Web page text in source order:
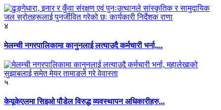
४
मेलम्ची नगरपालिकामा कानुनलाई लत्याउदै कर्मचारी भर्ना,...
५
केयूकेएलमा सिइओ पौडेल विरुद्ध व्यवस्थापन अधिकारीहरु...